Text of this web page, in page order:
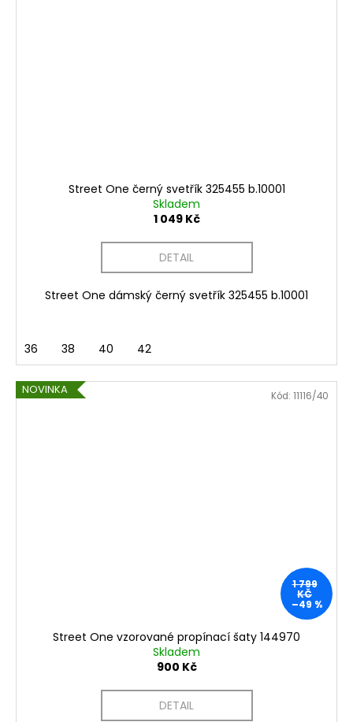
Street One černý svetřík 325455 b.10001
Skladem
1 049 Kč
DETAIL
Street One dámský černý svetřík 325455 b.10001
36 38 40 42
NOVINKA
1 799
KČ
–49 %
Street One vzorované propínací šaty 144970
Skladem
900 Kč
DETAIL
Kód: 11116/40